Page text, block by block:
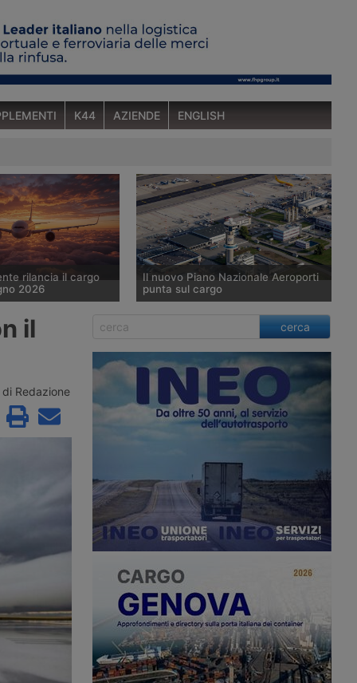
K44 AZIENDE ENGLISH
rilancia il cargo
2026
è cresciuto dell’8,5%
mediorientali,
Il nuovo Piano Nazionale Aeroporti
punta sul cargo
Il nuovo Piano Nazionale degli
Aeroporti prevede una crescita dei
ma il settore resta concentrato al
Nord e frenato dal fenomeno
dell’aviocamionato verso i grandi hub
del Nord Europa. La strategia punta
su digitalizzazione doganale,
cargocity e intermodalità ferroviaria.
il
di Redazione
cerca